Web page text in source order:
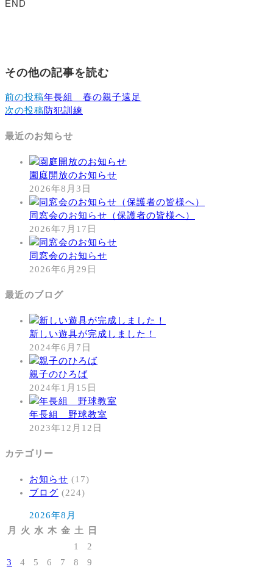
END
その他の記事を読む
前の投稿年長組 春の親子遠足
次の投稿防犯訓練
最近のお知らせ
園庭開放のお知らせ
2026年8月3日
同窓会のお知らせ（保護者の皆様へ）
2026年7月17日
同窓会のお知らせ
2026年6月29日
最近のブログ
新しい遊具が完成しました！
2024年6月7日
親子のひろば
2024年1月15日
年長組 野球教室
2023年12月12日
カテゴリー
お知らせ (17)
ブログ (224)
2026年8月
月
火 水 木 金 土
日
1
2
3
4 5 6 7 8
9